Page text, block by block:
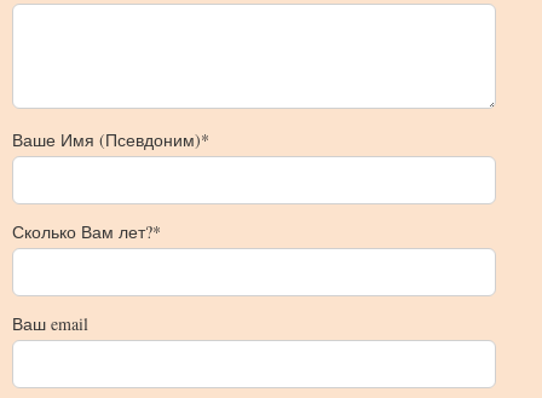
Ваше Имя (Псевдоним)*
Сколько Вам лет?*
Ваш email